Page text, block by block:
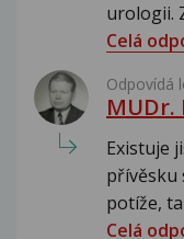
urologii.
Celá
Odpovídá
Existuje
přívěsku
potíže,
Celá